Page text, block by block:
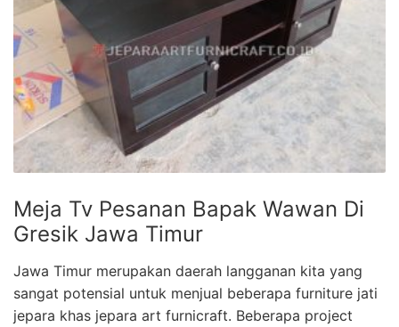
Meja Tv Pesanan Bapak Wawan Di
Gresik Jawa Timur
Jawa Timur merupakan daerah langganan kita yang
sangat potensial untuk menjual beberapa furniture jati
jepara khas jepara art furnicraft. Beberapa project